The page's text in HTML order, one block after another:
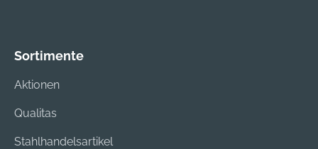
Sortimente
Aktionen
Qualitas
Stahlhandelsartikel